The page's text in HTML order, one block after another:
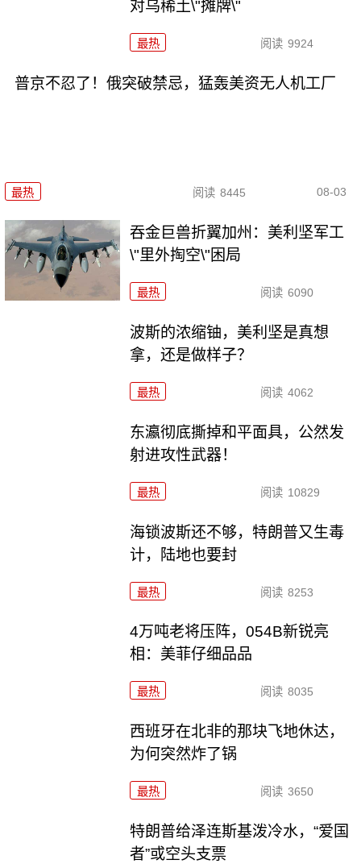
对乌稀土\"摊牌\"
最热 阅读 9924
普京不忍了！俄突破禁忌，猛轰美资无人机工厂
最热 阅读 8445 08-03
吞金巨兽折翼加州：美利坚军工
\"里外掏空\"困局
最热 阅读 6090
波斯的浓缩铀，美利坚是真想
拿，还是做样子？
最热 阅读 4062
东瀛彻底撕掉和平面具，公然发
射进攻性武器！
最热 阅读 10829
海锁波斯还不够，特朗普又生毒
计，陆地也要封
最热 阅读 8253
4万吨老将压阵，054B新锐亮
相：美菲仔细品品
最热 阅读 8035
西班牙在北非的那块飞地休达，
为何突然炸了锅
最热 阅读 3650
特朗普给泽连斯基泼冷水，“爱国
者”或空头支票